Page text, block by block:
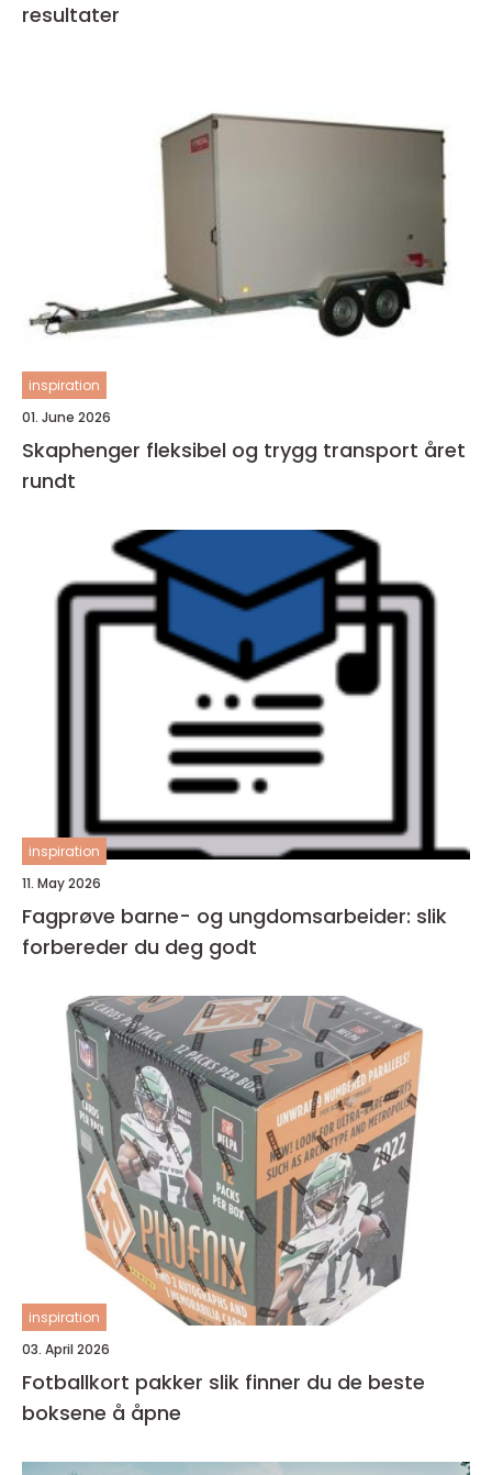
resultater
inspiration
01. June 2026
Skaphenger fleksibel og trygg transport året
rundt
inspiration
11. May 2026
Fagprøve barne- og ungdomsarbeider: slik
forbereder du deg godt
inspiration
03. April 2026
Fotballkort pakker slik finner du de beste
boksene å åpne